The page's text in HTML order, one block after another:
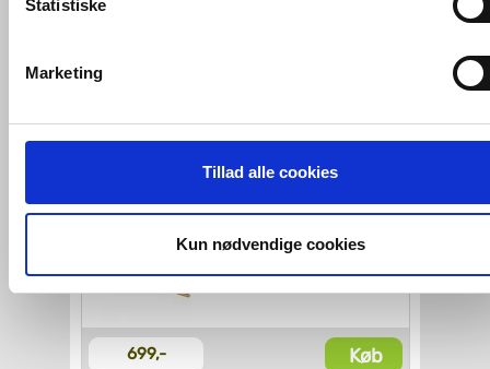
cookies. Ved at klikke 'Vis detaljer' nedenfor kan du se
tredjeparts cookies, som vores hjemmeside benytter.
Hvis du accepterer alle cookies, så giver du samtykke til de
ovenfor nævnte formål med de pågældende cookies. Du har
og fra nedenfor. Til enhver tid er det ligeledes muligt, at
dit samtykke, hvis du måtte ønske det.
Du kan se mere om, hvordan vi behandler dine
Statistiske
Marketing
Tillad alle cookies
Kun nødvendige cookies
Grohe Essentials
699,- Køb